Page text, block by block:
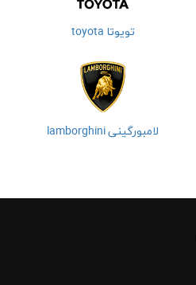
تویوتا toyota
لامبورگینی lamborghini